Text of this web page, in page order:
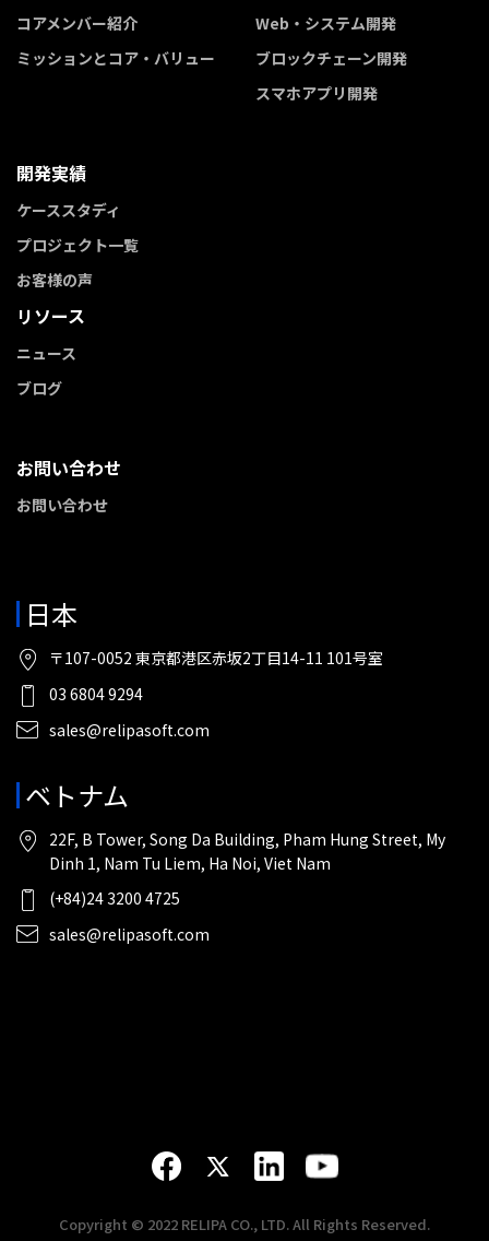
コアメンバー紹介
ミッションとコア・バリュー
Web・システム開発
ブロックチェーン開発
スマホアプリ開発
開発実績
ケーススタディ
プロジェクト一覧
お客様の声
リソース
ニュース
ブログ
お問い合わせ
お問い合わせ
日本
〒107-0052 東京都港区赤坂2丁目14-11 101号室
03 6804 9294
sales@relipasoft.com
ベトナム
22F, B Tower, Song Da Building, Pham Hung Street, My
Dinh 1, Nam Tu Liem, Ha Noi, Viet Nam
(+84)24 3200 4725
sales@relipasoft.com
Copyright © 2022 RELIPA CO., LTD. All Rights Reserved.